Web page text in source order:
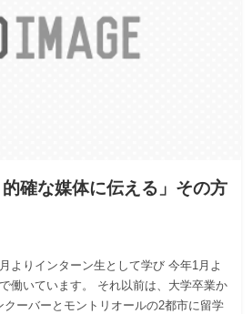
的確な媒体に伝える」その方
よりインターン生として学び 今年1月よ
働いています。 それ以前は、大学卒業か
クーバーとモントリオールの2都市に留学